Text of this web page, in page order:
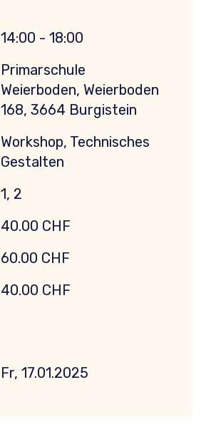
14:00 - 18:00
Primarschule
Weierboden, Weierboden
168, 3664 Burgistein
Workshop, Technisches
Gestalten
1, 2
40.00 CHF
60.00 CHF
40.00 CHF
Fr, 17.01.2025